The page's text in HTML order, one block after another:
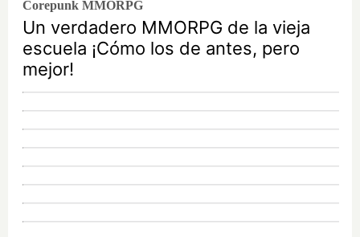
Corepunk MMORPG
Un verdadero MMORPG de la vieja
escuela ¡Cómo los de antes, pero
mejor!